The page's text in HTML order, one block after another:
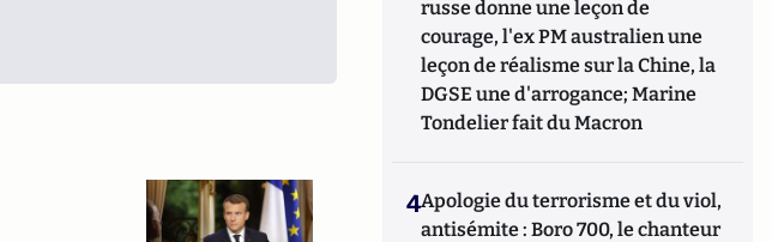
russe donne une leçon de
courage, l'ex PM australien une
leçon de réalisme sur la Chine, la
DGSE une d'arrogance; Marine
Tondelier fait du Macron
4Apologie du terrorisme et du viol,
antisémite : Boro 700, le chanteur